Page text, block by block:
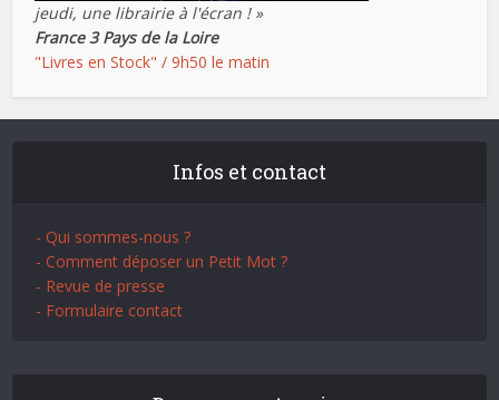
jeudi, une librairie à l'écran ! »
France 3 Pays de la Loire
"Livres en Stock" / 9h50 le matin
Infos et contact
- Qui sommes-nous ?
- Comment déposer un Petit Mot ?
- Revue de presse
- Formulaire contact